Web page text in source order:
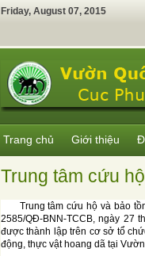
Friday, August 07, 2015
Trang chủ Giới thiệu
Trung tâm cứu
Trung tâm cứu hộ và bảo
2585/QĐ-BNN-TCCB, ngày 27
được thành lập trên cơ sở tổ
động, thực vật hoang dã tại